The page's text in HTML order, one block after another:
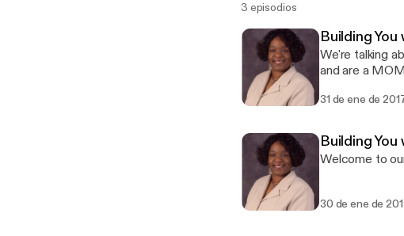
3 episodios
Building
We're talking
and are a
31 de ene de
Building
Welcome to
30 de ene de